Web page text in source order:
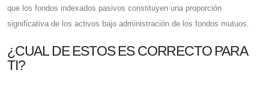
que los fondos indexados pasivos constituyen una proporción
significativa de los activos bajo administración de los fondos mutuos.
¿CUAL DE ESTOS ES CORRECTO PARA
TI?